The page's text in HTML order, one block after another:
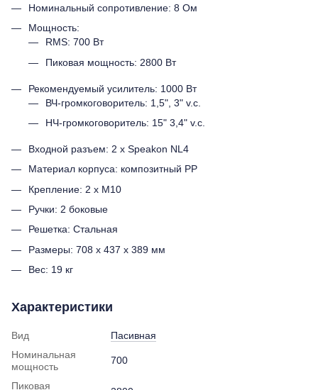
Номинальный сопротивление: 8 Ом
Мощность:
RMS: 700 Вт
Пиковая мощность: 2800 Вт
Рекомендуемый усилитель: 1000 Вт
ВЧ-громкоговоритель: 1,5", 3" v.c.
НЧ-громкоговоритель: 15" 3,4" v.c.
Входной разъем: 2 х Speakon NL4
Материал корпуса: композитный PP
Крепление: 2 x M10
Ручки: 2 боковые
Решетка: Стальная
Размеры: 708 х 437 х 389 мм
Вес: 19 кг
Характеристики
Вид
Пасивная
Номинальная
мощность
700
Пиковая